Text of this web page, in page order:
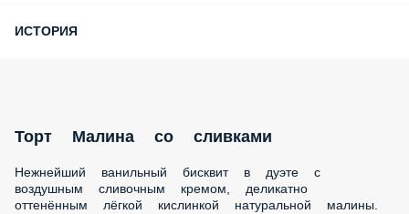
ИСТОРИЯ
Торт Малина со сливками
Нежнейший ванильный бисквит в дуэте с воздушным
сливочным кремом, деликатно оттенённым лёгкой
кислинкой натуральной малины.